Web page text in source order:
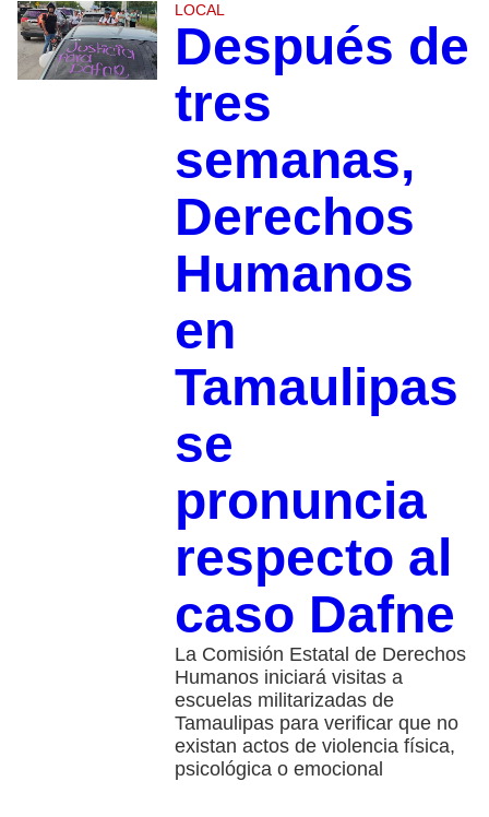
LOCAL
Después de
tres
semanas,
Derechos
Humanos
en
Tamaulipas
se
pronuncia
respecto al
caso Dafne
La Comisión Estatal de Derechos
Humanos iniciará visitas a
escuelas militarizadas de
Tamaulipas para verificar que no
existan actos de violencia física,
psicológica o emocional